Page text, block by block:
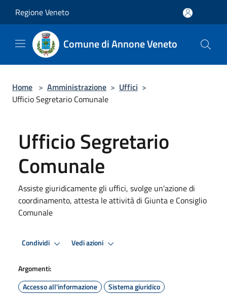
Regione Veneto
Comune di Annone Veneto
Home > Amministrazione > Uffici >
Ufficio Segretario Comunale
Ufficio Segretario
Comunale
Assiste giuridicamente gli uffici, svolge un'azione di
coordinamento, attesta le attività di Giunta e Consiglio
Comunale
Condividi Vedi azioni
Argomenti:
Accesso all'informazione
Sistema giuridico